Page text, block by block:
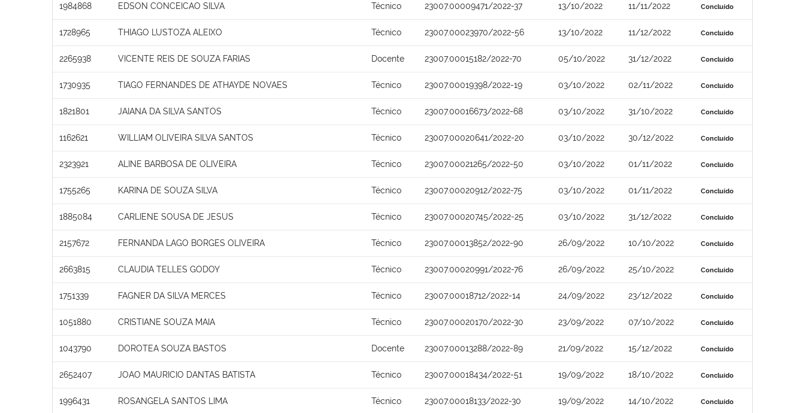
1984868 EDSON CONCEICAO SILVA Técnico 23007.00009471/2022-37 13/10/2022 11/11/2022 Concluído
1728965 THIAGO LUSTOZA ALEIXO Técnico 23007.00023970/2022-56 13/10/2022 11/12/2022 Concluído
2265938 VICENTE REIS DE SOUZA FARIAS Docente 23007.00015182/2022-70 05/10/2022 31/12/2022 Concluído
1730935 TIAGO FERNANDES DE ATHAYDE NOVAES Técnico 23007.00019398/2022-19 03/10/2022 02/11/2022 Concluído
1821801 JAIANA DA SILVA SANTOS Técnico 23007.00016673/2022-68 03/10/2022 31/10/2022 Concluído
1162621 WILLIAM OLIVEIRA SILVA SANTOS Técnico 23007.00020641/2022-20 03/10/2022 30/12/2022 Concluído
2323921 ALINE BARBOSA DE OLIVEIRA Técnico 23007.00021265/2022-50 03/10/2022 01/11/2022 Concluído
1755265 KARINA DE SOUZA SILVA Técnico 23007.00020912/2022-75 03/10/2022 01/11/2022 Concluído
1885084 CARLIENE SOUSA DE JESUS Técnico 23007.00020745/2022-25 03/10/2022 31/12/2022 Concluído
2157672 FERNANDA LAGO BORGES OLIVEIRA Técnico 23007.00013852/2022-90 26/09/2022 10/10/2022 Concluído
2663815 CLAUDIA TELLES GODOY Técnico 23007.00020991/2022-76 26/09/2022 25/10/2022 Concluído
1751339 FAGNER DA SILVA MERCES Técnico 23007.00018712/2022-14 24/09/2022 23/12/2022 Concluído
1051880 CRISTIANE SOUZA MAIA Técnico 23007.00020170/2022-30 23/09/2022 07/10/2022 Concluído
1043790 DOROTEA SOUZA BASTOS Docente 23007.00013288/2022-89 21/09/2022 15/12/2022 Concluído
2652407 JOAO MAURICIO DANTAS BATISTA Técnico 23007.00018434/2022-51 19/09/2022 18/10/2022 Concluído
1996431 ROSANGELA SANTOS LIMA Técnico 23007.00018133/2022-30 19/09/2022 14/10/2022 Concluído